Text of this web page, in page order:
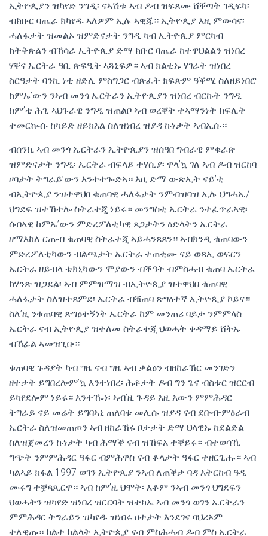
ኢትዮጲያን ዝካየድ ንግዲ፡ ናኣሽቱ ኣብ ዶብ ዝፍጸሙ ሸቐጣት ገዲፍካ፡
ብክቡር ባጤራ ክካየዱ ኣለዎም ኢሉ ኣዊጁ። ኢትዮጲያ እዚ ምውሳና፡
ሓለፋታት ዝመልኦ ዝምድናታት ንግዲ ካብ ኢትዮጲያ ምርካብ
ክትቅጽልን ብኽሳራ ኢትዮጲያ ድማ ክቡር ባጤራ ከተዋህልልን ዝነበረ
ሃቐና ኤርትራ ዓቢ ጽፍዒት ኣጓኒፍዎ። ኣብ ክልቲኡ ሃገራት ዝነበረ
ስርዓታት ባንኪ ነቲ ዘድሊ ምስግጋር ብጽፈት ክፍጽም ዓቕሚ ስለዘይነበሮ
ከምኡ’ውን ንኣብ መንጎ ኤርትራን ኢትዮጲያን ዝነበረ ብርኩት ንግዲ
ከም’ቲ ሕጊ ኣህጉራዊ ንግዲ ዝጠልቦ ኣብ ወረቐት ተኣማንነት ክፍሊት
ተመርኲሱ ከካይድ ዘይክእል ስለዝነበረ ዝያዳ ኩነታት ኣብኢሱ።
ብሰንኪ ኣብ መንጎ ኤርትራን ኢትዮጲያን ዝሰዓበ ግብራዊ ምቁራጽ
ዝምድናታት ንግዲ፡ ኤርትራ ብፍላይ ተሃሲያ፡ ዋላ’ኳ ገለ ኣብ ዶብ ዝርከባ
ዞባታት ትግራይ’ውን እንተተጐድኣ። እዚ ድማ ውጽኢት ናይ’ቲ
ብኢትዮጲያ ንዝተዋህበ ቁጠባዊ ሓለፋታት ንምብዝባዝ ኢሉ ህግሓኤ/
ህግደፍ ዝተኸተሎ ስትራተጂ ነይሩ። መንግስቲ ኤርትራ ንተፈጥራኣዊ፡
ሰብኣዊ ከምኡ’ውን ምድረፖለቲካዊ ጸጋታትን ዕድላትን ኤርትራ
ዘማእከለ ርጡብ ቁጠባዊ ስትራተጂ ኣይሓንጸጸን። ኣብክንዲ ቁጠባውን
ምድረፖለቲካውን ብልጫታት ኤርትራ ተጠቂሙ ናይ ወጻኢ ወፍርን
ኤርትራ ዘይብላ ቴክኒካውን ሞያውን ብቕዓት ብምስሓብ ቁጠባ ኤርትራ
ክሃንጽ ዝጋደል፡ ኣብ ምምዝማዝ ብኢትዮጲያ ዝተዋህበ ቁጠባዊ
ሓለፋታት ስለዝተጸምደ፡ ኤርትራ ብቑጠባ ጽግዕተኛ ኢትዮጲያ ኮይና።
ስለ’ዚ ንቁጠባዊ ጽግዕተኝነት ኤርትራ ከም መንጠሪ ባይታ ንምምላስ
ኤርትራ ናብ ኢትዮጲያ ዝተለመ ስትራተጂ ህወሓት ቀዳማይ ሸትኡ
ብኸፊል ኣመዝጊቡ።
ቁጠባዊ ጉዳያት ካብ ግዜ ናብ ግዜ ኣብ ቃልዕን ብዘከራኽር መንገድን
ዘተታት ይግበረሎም’ኳ እንተነበረ፡ ሕቶታት ዶብ ግን ጌና ብስቱር ዝርርብ
ይካየደሎም ነይሩ። እንተዀነ፡ ኣብ’ዚ ጉዳይ እዚ እውን ምምሕዳር
ትግራይ ናይ መሬት ይግባኣኒ ጠለባቱ መሊሱ ዝያዳ ናብ ደቡብ-ምዕራብ
ኤርትራ ስለዝመጠጦን ኣብ ዘከራኽሩ ቦታታት ድማ ህላዊኡ ከደልድል
ስለዝጀመረን ኩነታት ካብ ሕማቕ ናብ ዝኸፍአ ተቐይሩ። ብተወሳኺ
ግጭት ንምምሕዳር ዓፋር ብምሕዋስ ናብ ቆላታት ዓፋር ተዘርጊሑ። ኣብ
ካልኣይ ክፋል 1997 ወገን ኢትዮጲያ ንኣብ ለጠቕታ ባዳ እትርከብ ዓዲ
ሙሩግ ተቛጻጺርዋ። ኣብ ከም’ዚ ህሞት፡ እቶም ንኣብ መንጎ ህግደፍን
ህወሓትን ዝካየድ ዝነበረ ዝርርባት ዝተክኡ ኣብ መንጎ ወገን ኤርትራን
ምምሕዳር ትግራይን ዝካየዱ ዝነበሩ ዘተታት እንደገና ባህሪኦም
ተለዊጡ። ክልተ ክልላት ኢትዮጲያ ናብ ምስሕሓብ ዶብ ምስ ኤርትራ